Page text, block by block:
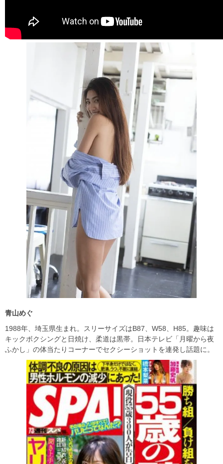
青山めぐ
1988年、埼玉県生まれ。スリーサイズはB87、W58、H85。趣味は
キックボクシングと日焼け、柔道は黒帯。日本テレビ「月曜から夜
ふかし」の体当たりコーナーでセクシーショットを連発し話題に。